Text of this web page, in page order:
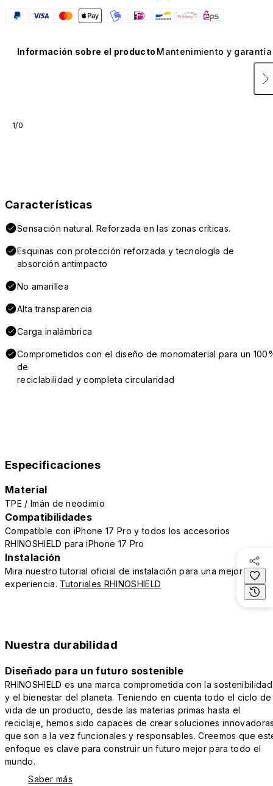
Información sobre el producto Mantenimiento y garantía
1/0
Características
Sensación natural. Reforzada en las zonas críticas.
Esquinas con protección reforzada y tecnología de
absorción antimpacto
No amarillea
Alta transparencia
Carga inalámbrica
Comprometidos con el diseño de monomaterial para un
de
reciclabilidad y completa circularidad
Especificaciones
Material
TPE / Imán de neodimio
Compatibilidades
Compatible con iPhone 17 Pro y todos los accesorios
RHINOSHIELD para iPhone 17 Pro
Instalación
Mira nuestro tutorial oficial de instalación para una mejor
experiencia. Tutoriales RHINOSHIELD
Nuestra durabilidad
Diseñado para un futuro sostenible
RHINOSHIELD es una marca comprometida con la sostenibilidad
y el bienestar del planeta. Teniendo en cuenta todo el ciclo de
vida de un producto, desde las materias primas hasta el
reciclaje, hemos sido capaces de crear soluciones
que son a la vez funcionales y responsables. Creemos que
enfoque es clave para construir un futuro mejor para todo el
mundo.
Saber más